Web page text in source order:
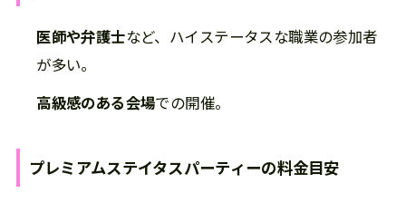
医師や弁護士など、ハイステータスな職業の参加者
が多い。
高級感のある会場での開催。
プレミアムステイタスパーティーの料金目安